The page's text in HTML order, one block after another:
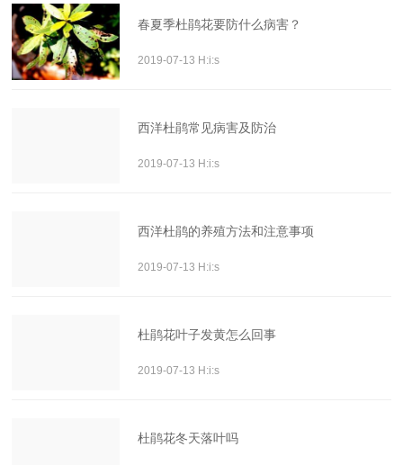
春夏季杜鹃花要防什么病害？
2019-07-13 H:i:s
西洋杜鹃常见病害及防治
2019-07-13 H:i:s
西洋杜鹃的养殖方法和注意事项
2019-07-13 H:i:s
杜鹃花叶子发黄怎么回事
2019-07-13 H:i:s
杜鹃花冬天落叶吗